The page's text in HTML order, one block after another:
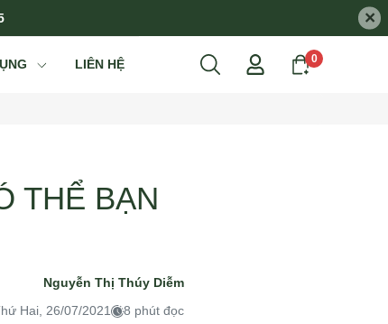
×
LIÊN HỆ 0
THỂ BẠN
Nguyễn Thị Thúy Diễm
Hai, 26/07/2021
8 phút đọc